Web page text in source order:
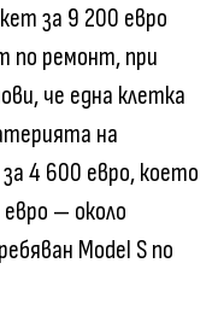
за 9 200 евро
по ремонт, при
че една клетка
на
4 600 евро, което
— около
Model S по